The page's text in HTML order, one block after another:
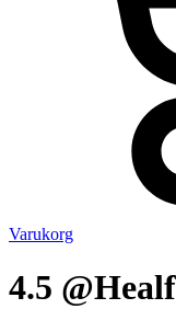
Varukorg
4.5